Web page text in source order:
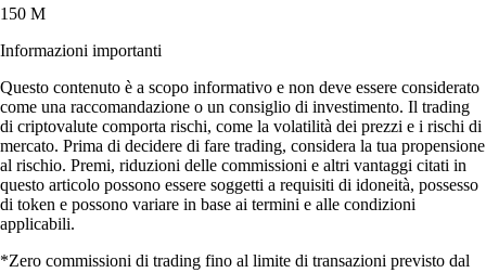
150 M
Informazioni importanti
Questo contenuto è a scopo informativo e non deve essere considerato
come una raccomandazione o un consiglio di investimento. Il trading
di criptovalute comporta rischi, come la volatilità dei prezzi e i rischi di
mercato. Prima di decidere di fare trading, considera la tua propensione
al rischio. Premi, riduzioni delle commissioni e altri vantaggi citati in
questo articolo possono essere soggetti a requisiti di idoneità, possesso
di token e possono variare in base ai termini e alle condizioni
applicabili.
*Zero commissioni di trading fino al limite di transazioni previsto dal